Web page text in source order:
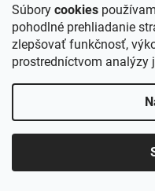
Súbory cookies
pohodlné prehliadanie
zlepšovať funkčnosť,
prostredníctvom analýzy